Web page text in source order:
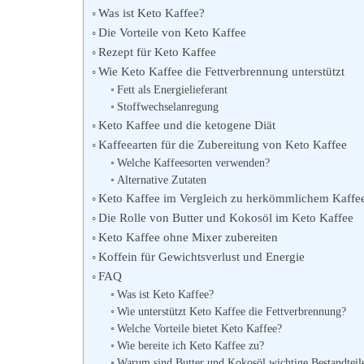
Was ist Keto Kaffee?
Die Vorteile von Keto Kaffee
Rezept für Keto Kaffee
Wie Keto Kaffee die Fettverbrennung unterstützt
Fett als Energielieferant
Stoffwechselanregung
Keto Kaffee und die ketogene Diät
Kaffeearten für die Zubereitung von Keto Kaffee
Welche Kaffeesorten verwenden?
Alternative Zutaten
Keto Kaffee im Vergleich zu herkömmlichem
Die Rolle von Butter und Kokosöl im Keto Kaffee
Keto Kaffee ohne Mixer zubereiten
Koffein für Gewichtsverlust und Energie
FAQ
Was ist Keto Kaffee?
Wie unterstützt Keto Kaffee die Fettverbrennung?
Welche Vorteile bietet Keto Kaffee?
Wie bereite ich Keto Kaffee zu?